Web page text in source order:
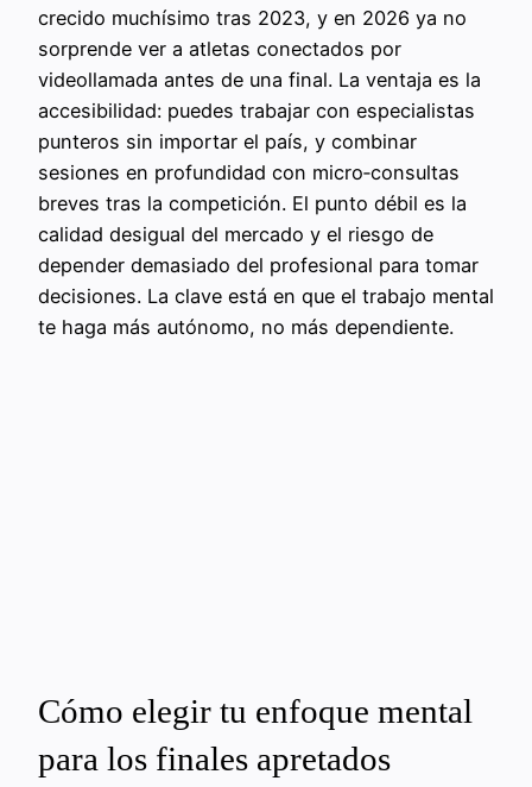
crecido muchísimo tras 2023, y en 2026 ya no
sorprende ver a atletas conectados por
videollamada antes de una final. La ventaja es la
accesibilidad: puedes trabajar con especialistas
punteros sin importar el país, y combinar
sesiones en profundidad con micro‑consultas
breves tras la competición. El punto débil es la
calidad desigual del mercado y el riesgo de
depender demasiado del profesional para tomar
decisiones. La clave está en que el trabajo mental
te haga más autónomo, no más dependiente.
Cómo elegir tu enfoque mental
para los finales apretados